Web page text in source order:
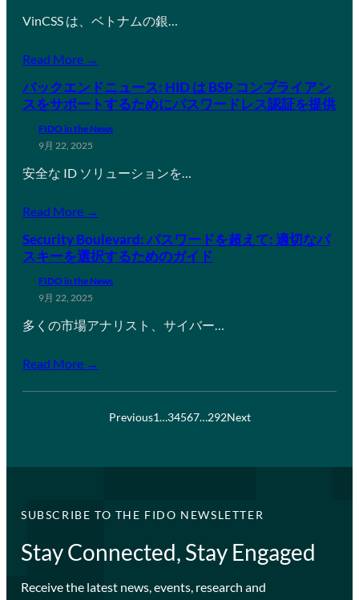
VinCSS は、ベトナムの銀…
Read More →
バックエンドニュース: HID は BSP コンプライアン
スをサポートするためにパスワードレス認証を提供
FIDO in the News
9月 22, 2025
安全な ID ソリューションを…
Read More →
Security Boulevard: パスワードを超えて: 適切なパ
スキーを選択するためのガイド
FIDO in the News
9月 22, 2025
多くの市場アナリスト、サイバー…
Read More →
Previous1…34567…292Next
SUBSCRIBE TO THE FIDO NEWSLETTER
Stay Connected, Stay Engaged
Receive the latest news, events, research and